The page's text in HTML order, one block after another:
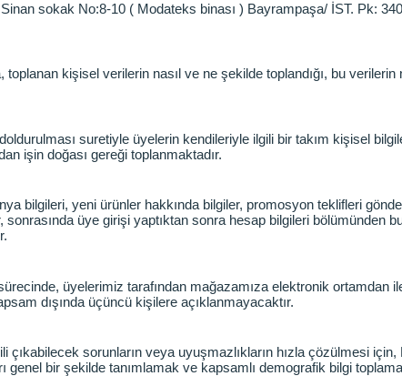
sokak No:8-10 ( Modateks binası ) Bayrampaşa/ İST. Pk:
kişisel verilerin nasıl ve ne şekilde toplandığı, bu
suretiyle üyelerin kendileriyle ilgili bir takım kişisel
işin doğası gereği toplanmaktadır.
bilgileri, yeni ürünler hakkında bilgiler, promosyon teklifleri
üye girişi yaptıktan sonra hesap bilgileri bölümünden
üyelerimiz tarafından mağazamıza elektronik ortamdan
dışında üçüncü kişilere açıklanmayacaktır.
çıkabilecek sorunların veya uyuşmazlıkların hızla çözülmesi
genel bir şekilde tanımlamak ve kapsamlı demografik bilgi